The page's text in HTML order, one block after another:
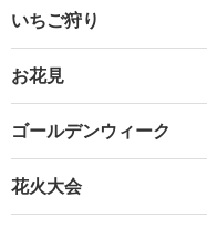
いちご狩り
お花見
ゴールデンウィーク
花火大会